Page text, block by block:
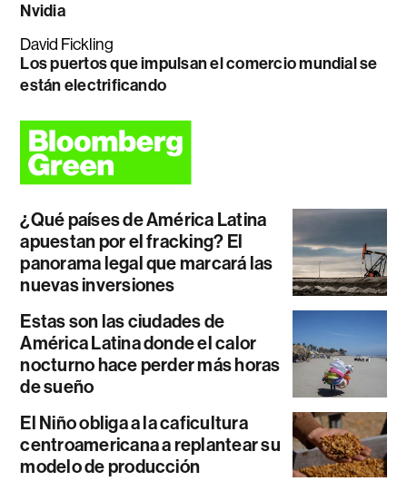
Nvidia
David Fickling
Los puertos que impulsan el comercio mundial se
están electrificando
¿Qué países de América Latina
apuestan por el fracking? El
panorama legal que marcará las
nuevas inversiones
Estas son las ciudades de
América Latina donde el calor
nocturno hace perder más horas
de sueño
El Niño obliga a la caficultura
centroamericana a replantear su
modelo de producción